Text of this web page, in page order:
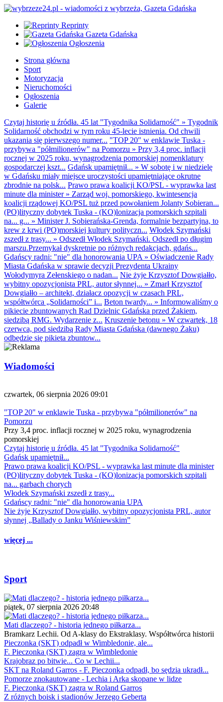
Reprinty
Gazeta Gdańska
Ogłoszenia
Strona główna
Sport
Motoryzacja
Nieruchomości
Ogłoszenia
Galerie
Czytaj historię u źródła. 45 lat "Tygodnika Solidarność" » Tygodnik
Solidarność obchodzi w tym roku 45-lecie istnienia. Od chwili
ukazania się pierwszego numer... "TOP 20" w enklawie Tuska -
przybywa "półmilionerów" na Pomorzu » Przy 3,4 proc. inflacji
rocznej w 2025 roku, wynagrodzenia pomorskiej nomenklatury
gospodarczej kszt... Gdańsk upamiętnił... » W sobotę i w niedzielę
w Gdańsku miały miejsce uroczystości upamiętniające okrutne
zbrodnie na polsk... Prawo prawa koalicji KO/PSL - wyprawka last
minute dla minister» Zarząd woj. pomorskiego, kwintesencja
koalicji rządowej KO/PSL tuż przed powołaniem Jolanty Sobieran...
(PO)lityczny dobytek Tuska - (KO)lonizacja pomorskich szpitali
na... g... » Minister J. Sobierańska-Grenda, formalnie bezpartyjna, to
krew z krwi (PO)morskiej kultury polityczn... Włodek Szymański
zszedł z trasy... » Odszedł Włodek Szymański. Odszedł po długim
marszu.Przemykał dyskretnie po różnych redakcjach, gdańs...
Gdańscy radni: "nie" dla honorowania UPA » Oświadczenie Rady
Miasta Gdańska w sprawie decyzji Prezydenta Ukrainy
Wołodymyra Zełenskiego o nadan... Nie żyje Krzysztof Dowgiałło,
wybitny opozycjonista PRL, autor słynnej... » Zmarł Krzysztof
Dowgiałło – architekt, działacz opozycji w czasach PRL,
współtwórca „Solidarności” i... Beton twardy... » Informowaliśmy o
pikiecie zbuntowanych Rad Dzielnic Gdańska przed Żakiem,
siedzibą RMG. Wydarzenie z... Kruszenie betonu » W czwartek, 18
czerwca, pod siedzibą Rady Miasta Gdańska (dawnego Żaku)
odbędzie się pikieta zbuntow...
Wiadomości
czwartek, 06 sierpnia 2026 09:01
"TOP 20" w enklawie Tuska - przybywa "półmilionerów" na
Pomorzu
Przy 3,4 proc. inflacji rocznej w 2025 roku, wynagrodzenia
pomorskiej
Czytaj historię u źródła. 45 lat "Tygodnika Solidarność"
Gdańsk upamiętnił...
Prawo prawa koalicji KO/PSL - wyprawka last minute dla minister
(PO)lityczny dobytek Tuska - (KO)lonizacja pomorskich szpitali
na... garbach chorych
Włodek Szymański zszedł z trasy...
Gdańscy radni: "nie" dla honorowania UPA
Nie żyje Krzysztof Dowgiałło, wybitny opozycjonista PRL, autor
słynnej „Ballady o Janku Wiśniewskim”
więcej ...
Sport
piątek, 07 sierpnia 2026 20:48
Mati dlaczego? - historia jednego piłkarza...
Bramkarz Lechii. Od A-klasy do Ekstraklasy. Współtwórca historii
Pieczonka (SKT) odpadł w Wimbledonie, ale...
F. Pieczonka (SKT) zagra w Wimbledonie
Krajobraz po bitwie... Co w Lechii...
SKT na Roland Garros - F. Pieczonka odpadł, bo sędzia ukradł...
Pomorze znokautowane - Lechia i Arka skopane w lidze
F. Pieczonka (SKT) zagra w Roland Garros
Z różnych boisk i stadionów Jerzego Geberta